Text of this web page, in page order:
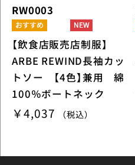
RW0003
【飲食店販売店制服】
ARBE REWIND長袖カッ
トソー 【4色】兼用 綿
100％ボートネック
￥4,037 （税込）